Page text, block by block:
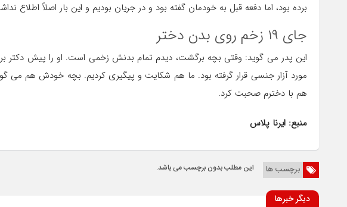
برده بود، اما دفعه قبل به خودمان گفته بود و در جریان بودیم و این بار اصلاً اطلاع
جای ۱۹ زخم روی بدن دختر
مورد آزار جنسی قرار گرفته بود. ما هم شکایت و پیگیری کردیم. بچه خودش هم می
هم با دخترم صحبت کرد.
منبع: ایرنا پلاس
برچسب ها این مطلب بدون برچسب می باشد.
دیگر خبرها